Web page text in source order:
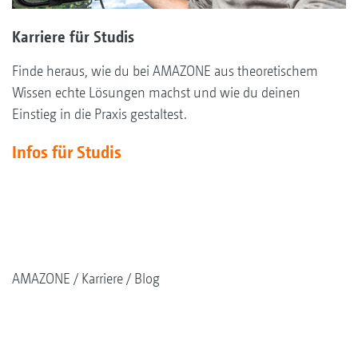
Karriere für Studis
Finde heraus, wie du bei AMAZONE aus theoretischem
Wissen echte Lösungen machst und wie du deinen
Einstieg in die Praxis gestaltest.
Infos für Studis
AMAZONE Karriere Blog